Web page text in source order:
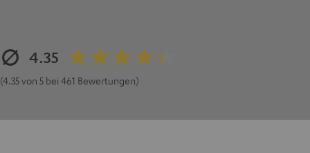
4.35
(4.35 von 5 bei 461 Bewertungen)